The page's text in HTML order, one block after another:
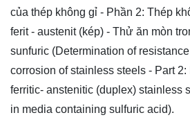
của thép không gỉ - Phần 2: Thép
ferit - austenit (kép) - Thử ăn mòn
sunfuric (Determination of
corrosion of stainless steels - Part
ferritic- anstenitic (duplex) stainless
in media containing sulfuric acid).